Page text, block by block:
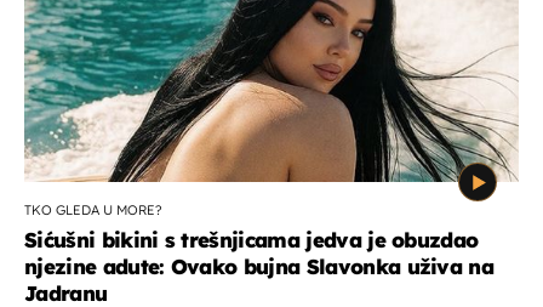
TKO GLEDA U MORE?
Sićušni bikini s trešnjicama jedva je obuzdao
njezine adute: Ovako bujna Slavonka uživa na
Jadranu